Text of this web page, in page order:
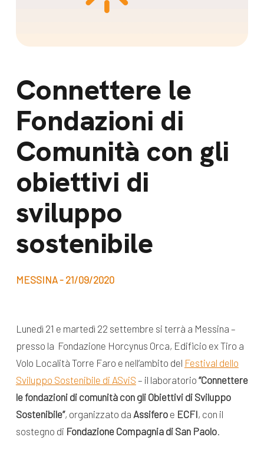
Connettere le
Fondazioni di
Comunità con gli
obiettivi di
sviluppo
sostenibile
MESSINA - 21/09/2020
Lunedì 21 e martedì 22 settembre si terrà a Messina –
presso la Fondazione Horcynus Orca, Edificio ex Tiro a
Volo Località Torre Faro e nell’ambito del Festival dello
Sviluppo Sostenibile di ASviS – il laboratorio “Connettere
le fondazioni di comunità con gli Obiettivi di Sviluppo
Sostenibile”, organizzato da Assiferoe ECFI, con il
sostegno di Fondazione Compagnia di San Paolo.
La governance
Lavora con noi
Bilancio di
missione
News e
appuntamenti
News
Appuntamenti
dal Sud
Campagne
Libri e
pubblicazioni
Seguici sui social: